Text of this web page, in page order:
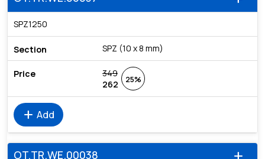
SPZ1250
SPZ (10 x 8 mm)
349
262
25%
add Add
OT.TR.WE.00038